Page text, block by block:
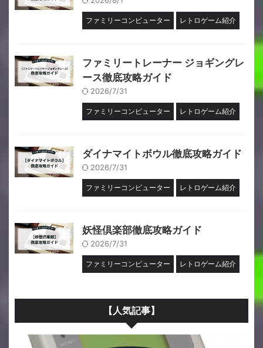
ファミリーコンピューター レトロゲーム紹介
ファミリートレーナー ジョギングレ
ース徹底攻略ガイド
2026/7/31
ファミリーコンピューター レトロゲーム紹介
ダイナマイトボウル徹底攻略ガイド
2026/7/31
ファミリーコンピューター レトロゲーム紹介
妖怪倶楽部徹底攻略ガイド
2026/7/31
ファミリーコンピューター レトロゲーム紹介
【人気記事】